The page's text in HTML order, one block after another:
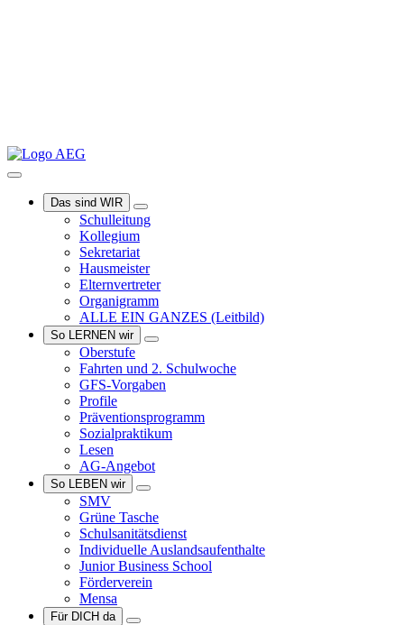
Das sind WIR
Schulleitung
Kollegium
Sekretariat
Hausmeister
Elternvertreter
Organigramm
ALLE EIN GANZES (Leitbild)
So LERNEN wir
Oberstufe
Fahrten und 2. Schulwoche
GFS-Vorgaben
Profile
Präventionsprogramm
Sozialpraktikum
Lesen
AG-Angebot
So LEBEN wir
SMV
Grüne Tasche
Schulsanitätsdienst
Individuelle Auslandsaufenthalte
Junior Business School
Förderverein
Mensa
Für DICH da